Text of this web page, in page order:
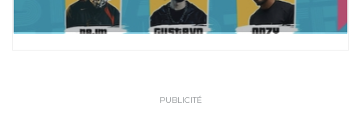
PUBLICITÉ